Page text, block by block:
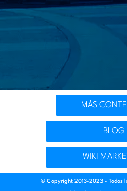
MÁS
BLOG
WIKI
© Copyright 2013-2023 - Todos